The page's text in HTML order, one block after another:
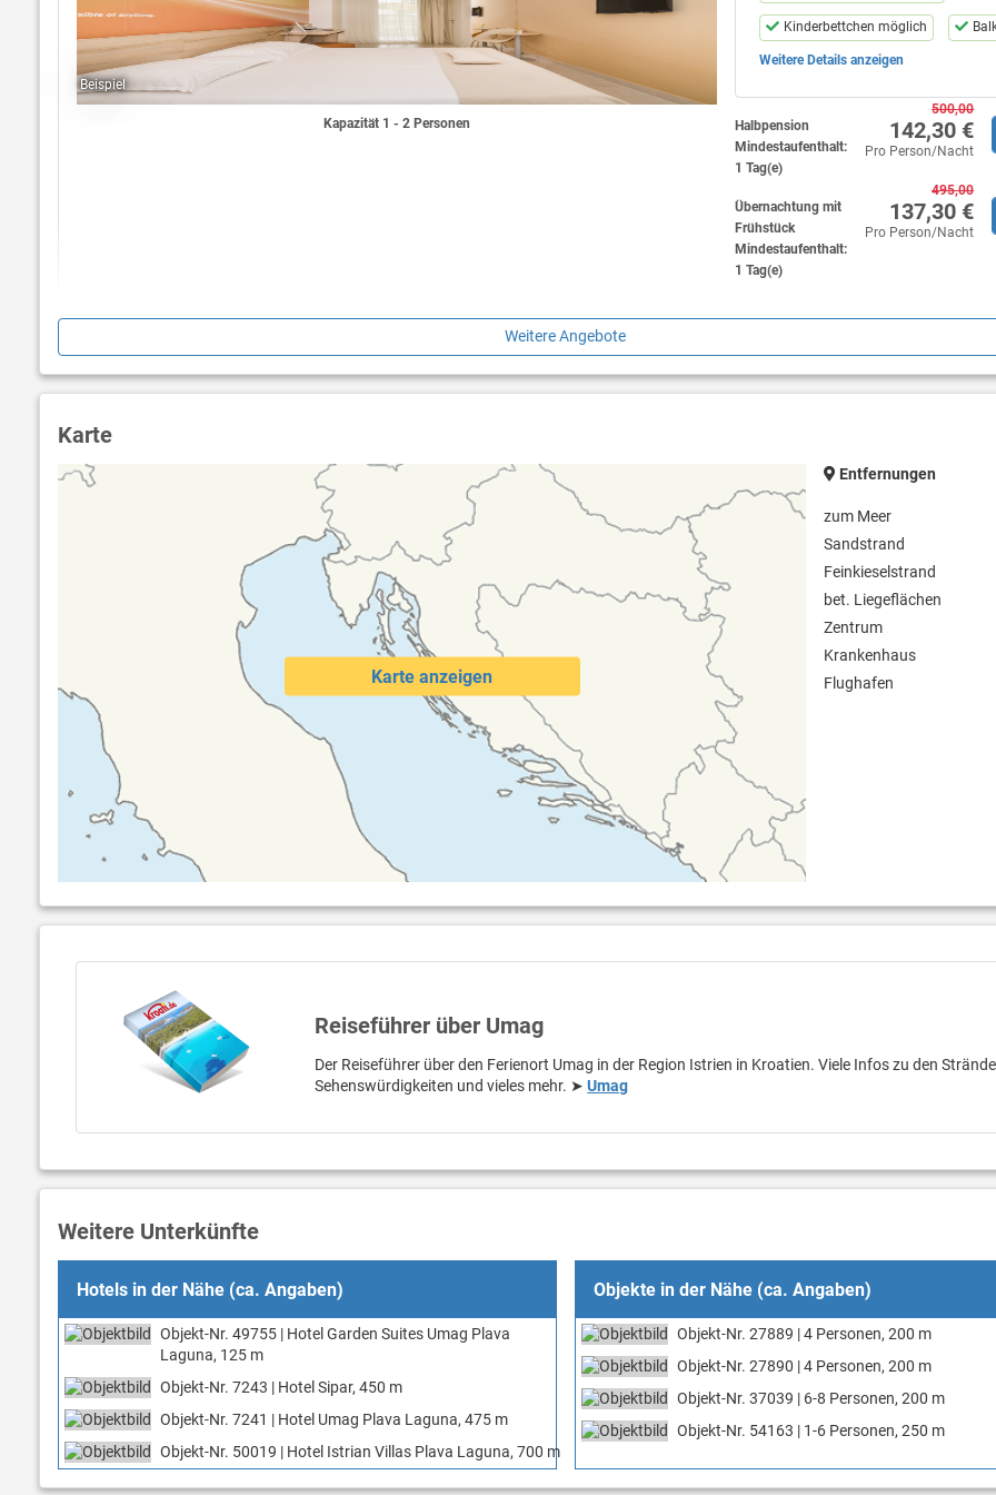
Beispiel
Kapazität 1 - 2 Personen
Kinderbettchen möglich
Klimaanlage
Mini Bar Safe im Zimmer
Satellite TV
Telefon mit Direktwahl
Hotelkosmetik Parkplatz
Weitere Details anzeigen
Halbpension
Mindestaufenthalt:
1 Tag(e)
500,00
142,30 €
Pro Person/Nacht
Übernachtung mit
Frühstück
Mindestaufenthalt:
1 Tag(e)
495,00
137,30 €
Pro Person/Nacht
Weitere Angebote
Karte
Karte anzeigen
Entfernungen
zum Meer
Sandstrand
Feinkieselstrand
bet. Liegeflächen
Zentrum
Krankenhaus
Flughafen
Reiseführer über Umag
Der Reiseführer über den Ferienort Umag in der Region Istrien in Kroatien. Viele Infos zu den
Sehenswürdigkeiten und vieles mehr. ➤Umag
Weitere Unterkünfte
Hotels in der Nähe (ca. Angaben)
Objekt-Nr. 49755 | Hotel Garden Suites Umag Plava
Laguna, 125 m
Objekt-Nr. 7243 | Hotel Sipar, 450 m
Objekt-Nr. 7241 | Hotel Umag Plava Laguna, 475 m
Objekt-Nr. 50019 | Hotel Istrian Villas Plava Laguna, 700 m
Objekte in der Nähe (ca. Angaben)
Objekt-Nr. 27889 | 4 Personen, 200 m
Objekt-Nr. 27890 | 4 Personen, 200 m
Objekt-Nr. 37039 | 6-8 Personen, 200 m
Objekt-Nr. 54163 | 1-6 Personen, 250 m